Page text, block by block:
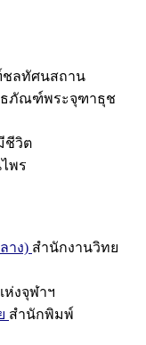
ลทัศนสถาน
ภัณฑ์พระจุฑาธุช
วิต
พร
าง) สำนักงานวิทย
งจุฬาฯ
สำนักพิมพ์